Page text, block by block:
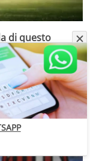
di questo